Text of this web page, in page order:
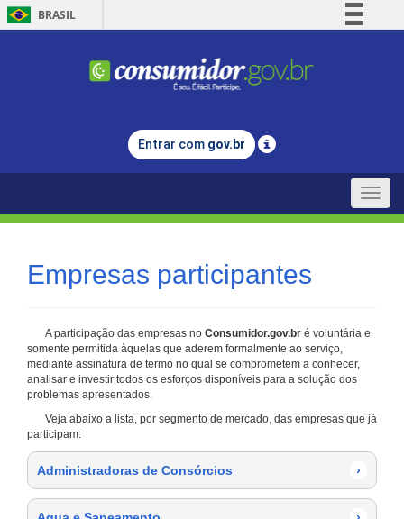
BRASIL
Comunica BR
Legislação
Entrar com gov.br
Toggle
Empresas participantes
A participação das empresas no Consumidor.gov.br é voluntária e
somente permitida àquelas que aderem formalmente ao serviço,
mediante assinatura de termo no qual se comprometem a conhecer,
analisar e investir todos os esforços disponíveis para a solução dos
problemas apresentados.
Veja abaixo a lista, por segmento de mercado, das empresas que já
participam:
Administradoras de Consórcios ›